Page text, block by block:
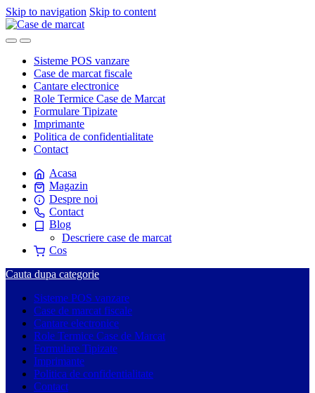
Skip to navigation Skip to content
Sisteme POS vanzare
Case de marcat fiscale
Cantare electronice
Role Termice Case de Marcat
Formulare Tipizate
Imprimante
Politica de confidentialitate
Contact
Acasa
Magazin
Despre noi
Contact
Blog
Descriere case de marcat
Cos
Cauta dupa categorie
Sisteme POS vanzare
Case de marcat fiscale
Cantare electronice
Role Termice Case de Marcat
Formulare Tipizate
Imprimante
Politica de confidentialitate
Contact